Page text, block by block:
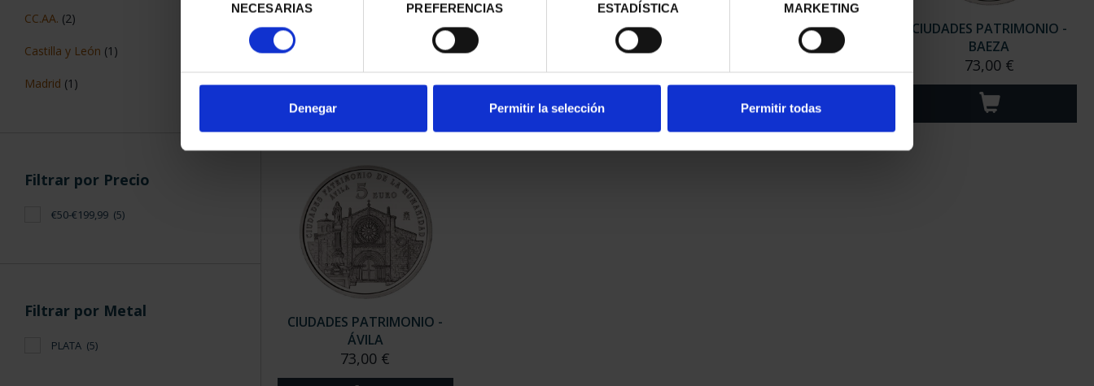
consentimiento
NECESARIAS PREFERENCIAS ESTADÍSTICA MARKETING
Denegar Permitir la selección Permitir todas
CC.AA. (2)
Castilla y León (1)
Madrid (1)
Filtrar por Precio
€50-€199,99 (5)
Filtrar por Metal
PLATA (5)
CIUDADES PATRIMONIO -
CIUDADES PATRIMONIO -
ALCALÁ DE HENARES
CIUDADES PATRIMONIO -
CÓRDOBA
CIUDADES PATRIMONIO -
BAEZA
73,00 €
CIUDADES PATRIMONIO -
ÁVILA
73,00 €